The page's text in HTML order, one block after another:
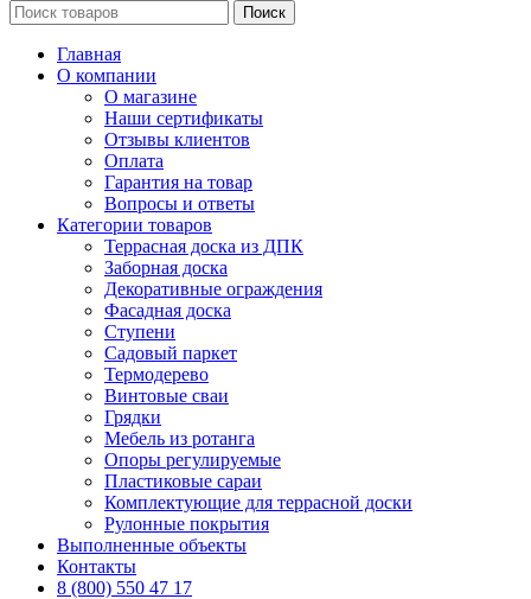
Поиск
Главная
О компании
О магазине
Наши сертификаты
Отзывы клиентов
Оплата
Гарантия на товар
Вопросы и ответы
Категории товаров
Террасная доска из ДПК
Заборная доска
Декоративные ограждения
Фасадная доска
Ступени
Садовый паркет
Термодерево
Винтовые сваи
Грядки
Мебель из ротанга
Опоры регулируемые
Пластиковые сараи
Комплектующие для террасной доски
Рулонные покрытия
Выполненные объекты
Контакты
8 (800) 550 47 17